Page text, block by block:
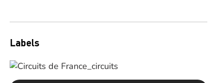
Labels